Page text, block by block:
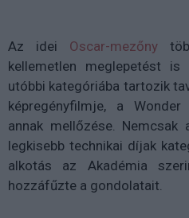
Az idei Oscar-mezőny
kellemetlen meglepetést
utóbbi kategóriába tartozik
képregényfilmje, a
annak mellőzése.
legkisebb technikai díjak
alkotás az Akadémia
hozzáfűzte a gondolatait.